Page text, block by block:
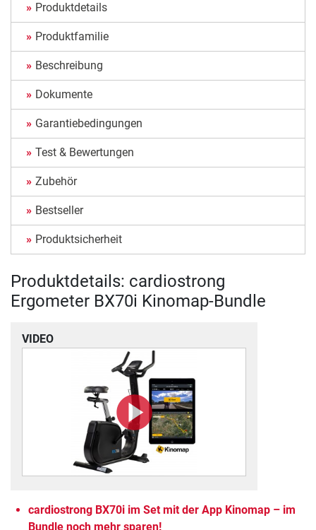
Produktdetails
Produktfamilie
Beschreibung
Dokumente
Garantiebedingungen
Test & Bewertungen
Zubehör
Bestseller
Produktsicherheit
Produktdetails: cardiostrong
Ergometer BX70i Kinomap-Bundle
VIDEO
cardiostrong BX70i im Set mit der App Kinomap – im
Bundle noch mehr sparen!